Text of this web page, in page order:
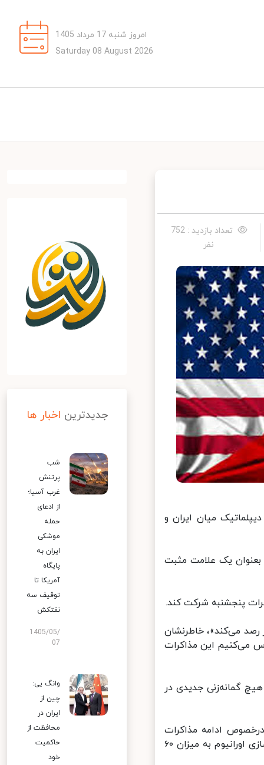
امروز شنبه 17 مرداد 1405
Saturday 08 August 2026
تعداد بازدید : 752
نفر
میان ایران و
یک علامت مثبت
پنجشنبه شرکت کند.
می‌کند»، خاطرنشان
می‌کنیم این مذاکرات
گمانه‌زنی جدیدی در
ادامه مذاکرات
ایران و آمریکا با توجه به حادثه اخیر در سایت هسته‌ای نطنز و آغاز غنی‌سازی اورانیوم به میزان ۶۰
جدیدترین اخبار ها
شب
پرتنش
غرب آسیا؛
از ادعای
حمله
موشکی
ایران به
پایگاه
آمریکا تا
توقیف سه
نفتکش
1405/05/
07
وانگ یی:
چین از
ایران در
محافظت از
حاکمیت
خود